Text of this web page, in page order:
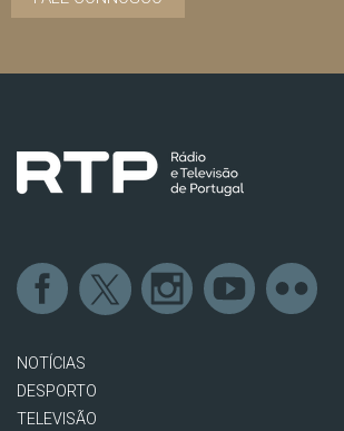
NOTÍCIAS
DESPORTO
TELEVISÃO